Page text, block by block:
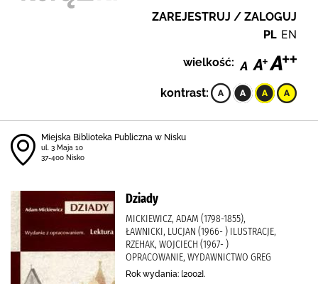
ZAREJESTRUJ / ZALOGUJ
PL EN
wielkość:
kontrast:
Miejska Biblioteka Publiczna w Nisku
ul. 3 Maja 10
37-400 Nisko
Dziady
MICKIEWICZ, ADAM (1798-1855),
ŁAWNICKI, LUCJAN (1966- ) ILUSTRACJE,
RZEHAK, WOJCIECH (1967- )
OPRACOWANIE, WYDAWNICTWO GREG
Rok wydania: [2002].